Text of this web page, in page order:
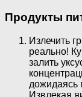
Продукты
Излечить
реально!
залить
дожидаясь
Извлекая